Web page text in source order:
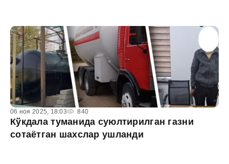
06 ноя 2025, 18:03 840
Кўкдала туманида суюлтирилган газни
сотаётган шахслар ушланди